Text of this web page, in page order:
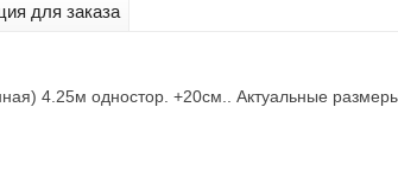
для заказа
4.25м одностор. +20см.. Актуальные